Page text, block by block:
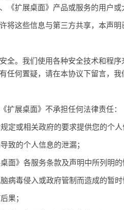
《扩展桌面》产品或服务的用户或
将这些信息与第三方共享，本声明
全。我们使用各种安全技术和程
任何置疑，请在本协议下留言，我
扩展桌面》不承担任何法律责任：
定或相关政府的要求提供您的个人
致的个人信息的泄漏；
面》各服务条款及声明中所列明
病毒侵入或政府管制而造成的暂时
果；